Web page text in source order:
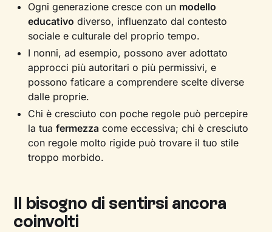
Ogni generazione cresce con un modello
educativo diverso, influenzato dal contesto
sociale e culturale del proprio tempo.
I nonni, ad esempio, possono aver adottato
approcci più autoritari o più permissivi, e
possono faticare a comprendere scelte diverse
dalle proprie.
Chi è cresciuto con poche regole può percepire
la tuafermezza come eccessiva; chi è cresciuto
con regole molto rigide può trovare il tuo stile
troppo morbido.
Il bisogno di sentirsi ancora
coinvolti